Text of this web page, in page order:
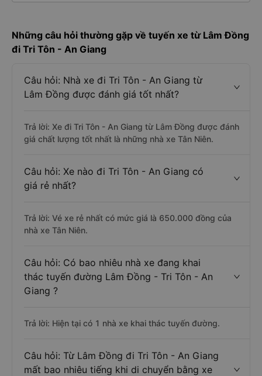
Những câu hỏi thường gặp về tuyến xe từ Lâm Đồng
đi Tri Tôn - An Giang
Câu hỏi: Nhà xe đi Tri Tôn - An Giang từ
Lâm Đồng được đánh giá tốt nhất?
Trả lời: Xe đi Tri Tôn - An Giang từ Lâm Đồng được đánh
giá chất lượng tốt nhất là những nhà xe Tân Niên.
Câu hỏi: Xe nào đi Tri Tôn - An Giang có
giá rẻ nhất?
Trả lời: Vé xe rẻ nhất có mức giá là 650.000 đồng của
nhà xe Tân Niên.
Câu hỏi: Có bao nhiêu nhà xe đang khai
thác tuyến đường Lâm Đồng - Tri Tôn - An
Giang ?
Trả lời: Hiện tại có 1 nhà xe khai thác tuyến đường.
Câu hỏi: Từ Lâm Đồng đi Tri Tôn - An Giang
mất bao nhiêu tiếng khi di chuyển bằng xe